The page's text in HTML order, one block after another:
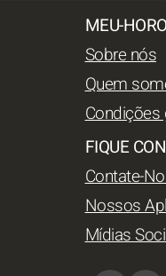
MEU-
Sobre nós
Quem
Condições
FIQUE
Contate-
Nossos
Mídias